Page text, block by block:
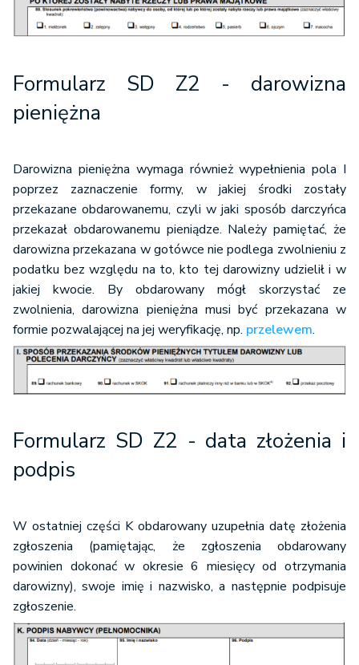
Formularz SD Z2 - darowizna
pieniężna
Darowizna pieniężna wymaga również wypełnienia pola I
poprzez zaznaczenie formy, w jakiej środki zostały
przekazane obdarowanemu, czyli w jaki sposób darczyńca
przekazał obdarowanemu pieniądze. Należy pamiętać, że
darowizna przekazana w gotówce nie podlega zwolnieniu z
podatku bez względu na to, kto tej darowizny udzielił i w
jakiej kwocie. By obdarowany mógł skorzystać ze
zwolnienia, darowizna pieniężna musi być przekazana w
formie pozwalającej na jej weryfikację, np. przelewem.
Formularz SD Z2 - data złożenia i
podpis
W ostatniej części K obdarowany uzupełnia datę złożenia
zgłoszenia (pamiętając, że zgłoszenia obdarowany
powinien dokonać w okresie 6 miesięcy od otrzymania
darowizny), swoje imię i nazwisko, a następnie podpisuje
zgłoszenie.